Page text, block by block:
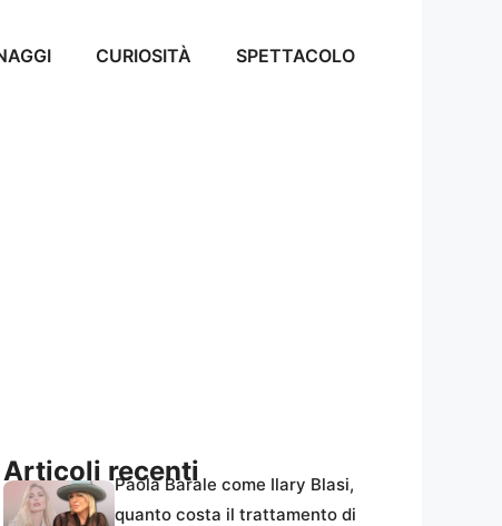
CURIOSITÀ SPETTACOLO
Articoli recentiPaola Barale come Ilary Blasi,
quanto costa il trattamento di